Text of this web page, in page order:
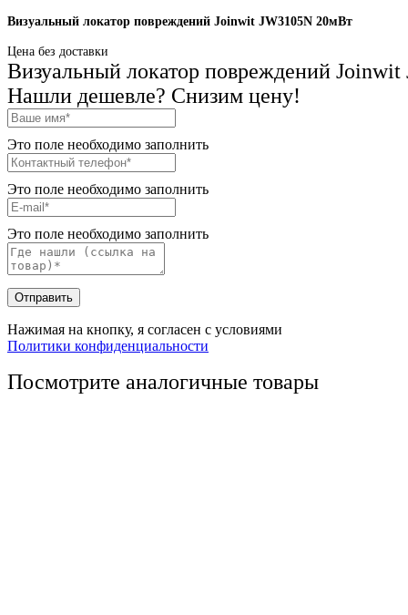
Визуальный локатор повреждений Joinwit JW3105N 20мВт
Цена без доставки
Визуальный локатор повреждений
Нашли дешевле? Снизим цену!
Это поле необходимо заполнить
Это поле необходимо заполнить
Это поле необходимо заполнить
Отправить
Нажимая на кнопку, я согласен с условиями
Политики конфиденциальности
Посмотрите аналогичные товары